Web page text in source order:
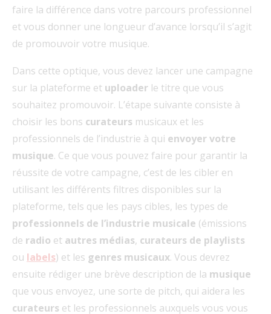
faire la différence dans votre parcours professionnel
et vous donner une longueur d’avance lorsqu’il s’agit
de promouvoir votre musique.
Dans cette optique, vous devez lancer une campagne
sur la plateforme et uploader le titre que vous
souhaitez promouvoir. L’étape suivante consiste à
choisir les bons curateurs musicaux et les
professionnels de l’industrie à qui envoyer votre
musique. Ce que vous pouvez faire pour garantir la
réussite de votre campagne, c’est de les cibler en
utilisant les différents filtres disponibles sur la
plateforme, tels que les pays cibles, les types de
professionnels de l’industrie musicale (émissions
de radio et autres médias, curateurs de playlists
ou labels) et les genres musicaux. Vous devrez
ensuite rédiger une brève description de la musique
que vous envoyez, une sorte de pitch, qui aidera les
curateurs et les professionnels auxquels vous vous